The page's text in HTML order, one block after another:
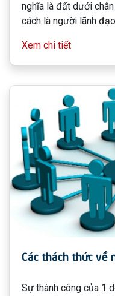
nghĩa là đất dưới
cách là người lãnh
Xem chi tiết
Các thách thức về
Sự thành công của 1